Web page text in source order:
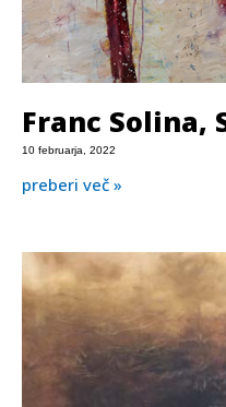
Franc Solina,
10 februarja, 2022
preberi več »